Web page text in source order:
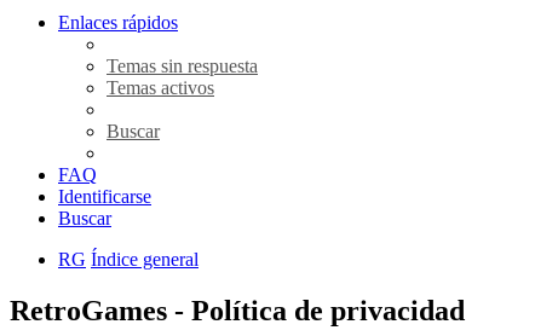
Enlaces rápidos
Temas sin respuesta
Temas activos
Buscar
FAQ
Identificarse
Buscar
RG Índice general
RetroGames - Política de privacidad